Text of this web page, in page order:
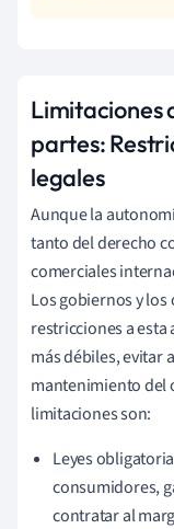
Limitaciones
partes:
legales
Aunque la
tanto del derecho
comerciales
Los gobiernos y
restricciones a
más débiles, evitar
mantenimiento del
limitaciones son:
Leyes
consumidores,
contratar al